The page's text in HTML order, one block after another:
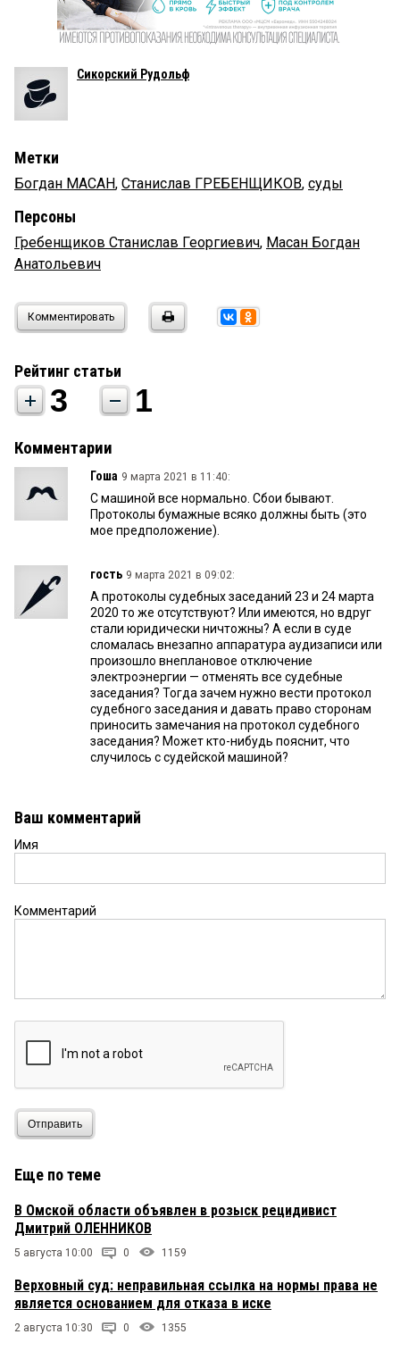
Сикорский Рудольф
Метки
Богдан МАСАН, Станислав ГРЕБЕНЩИКОВ, суды
Персоны
Гребенщиков Станислав Георгиевич, Масан Богдан
Анатольевич
Комментировать
Рейтинг статьи
3 1
Комментарии
Гоша 9 марта 2021 в 11:40:
С машиной все нормально. Сбои бывают.
Протоколы бумажные всяко должны быть (это
мое предположение).
гость 9 марта 2021 в 09:02:
А протоколы судебных заседаний 23 и 24 марта
2020 то же отсутствуют? Или имеются, но вдруг
стали юридически ничтожны? А если в суде
сломалась внезапно аппаратура аудизаписи или
произошло внеплановое отключение
электроэнергии — отменять все судебные
заседания? Тогда зачем нужно вести протокол
судебного заседания и давать право сторонам
приносить замечания на протокол судебного
заседания? Может кто-нибудь пояснит, что
случилось с судейской машиной?
Ваш комментарий
Имя
Комментарий
Отправить
Еще по теме
В Омской области объявлен в розыск рецидивист
Дмитрий ОЛЕННИКОВ
5 августа 10:00 0 1159
Верховный суд: неправильная ссылка на нормы права не
является основанием для отказа в иске
2 августа 10:30 0 1355